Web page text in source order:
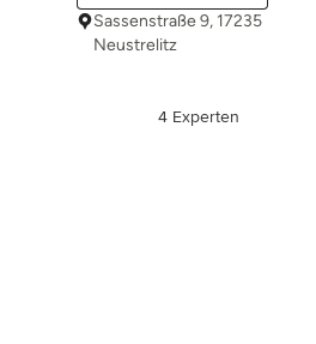
Sassenstraße 9, 17235
Neustrelitz
4 Experten